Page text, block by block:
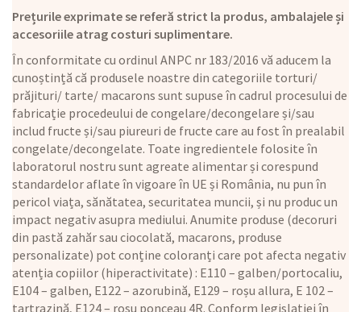
Prețurile exprimate se referă strict la produs, ambalajele și
accesoriile atrag costuri suplimentare.
În conformitate cu ordinul ANPC nr 183/2016 vă aducem la
cunoștință că produsele noastre din categoriile torturi/
prăjituri/ tarte/ macarons sunt supuse în cadrul procesului de
fabricație procedeului de congelare/decongelare și/sau
includ fructe și/sau piureuri de fructe care au fost în prealabil
congelate/decongelate. Toate ingredientele folosite în
laboratorul nostru sunt agreate alimentar și corespund
standardelor aflate în vigoare în UE și România, nu pun în
pericol viața, sănătatea, securitatea muncii, și nu produc un
impact negativ asupra mediului. Anumite produse (decoruri
din pastă zahăr sau ciocolată, macarons, produse
personalizate) pot conține coloranți care pot afecta negativ
atenția copiilor (hiperactivitate) : E110 – galben/portocaliu,
E104 – galben, E122 – azorubină, E129 – roșu allura, E 102 –
tartrazină, E124 – roșu ponceau 4R. Conform legislației în